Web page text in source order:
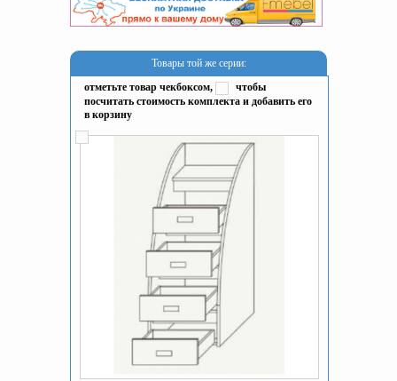
Товары той же серии:
отметьте товар чекбоксом,
чтобы
посчитать стоимость комплекта и добавить его
в корзину